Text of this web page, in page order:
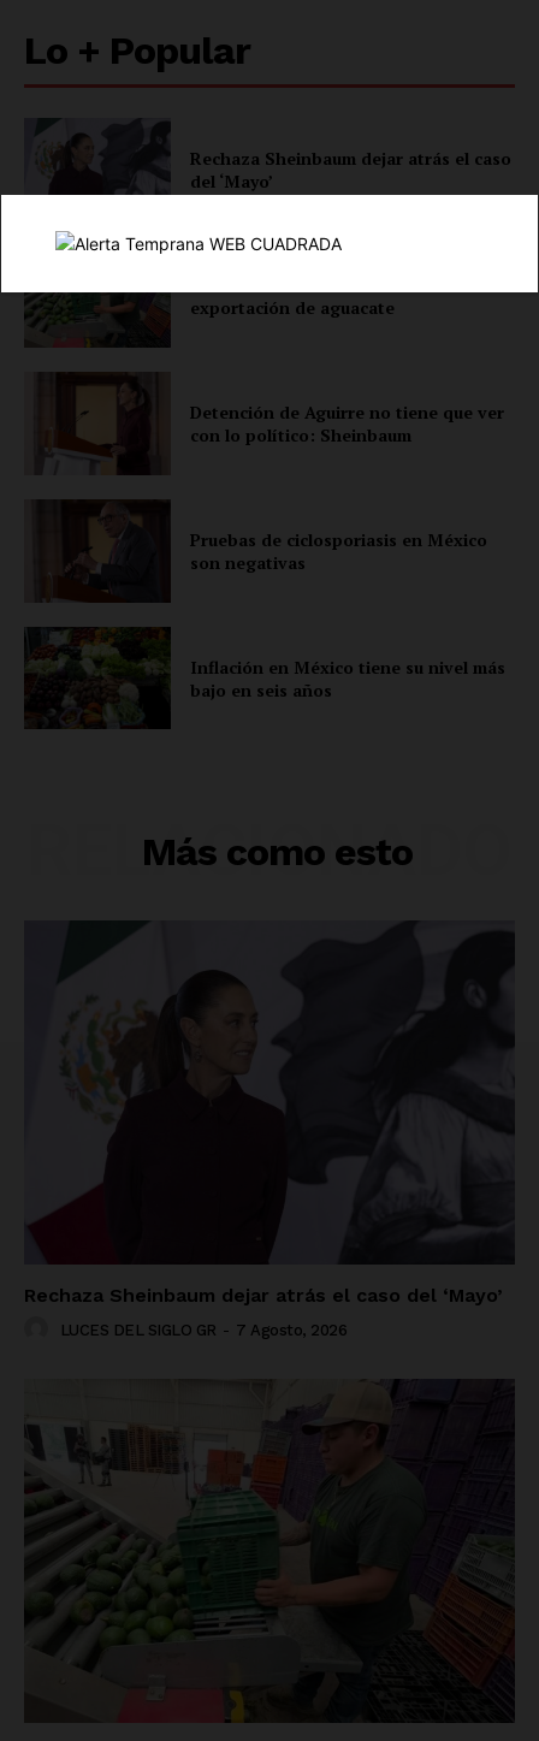
SUSCRÍBETE AHORA
Empresa
Contacto
Política de privacidad
Políticas del Sitio
Información Propietaria / Financiación
Mi cuenta
Lo + Popular
Rechaza Sheinbaum dejar atrás el caso
del ‘Mayo’
exportación de aguacate
Detención de Aguirre no tiene que ver
con lo político: Sheinbaum
Pruebas de ciclosporiasis en México
son negativas
Inflación en México tiene su nivel más
bajo en seis años
Más como esto
RELACIONADO
Rechaza Sheinbaum dejar atrás el caso del ‘Mayo’
LUCES DEL SIGLO GR - 7 Agosto, 2026